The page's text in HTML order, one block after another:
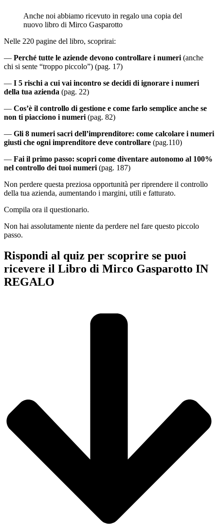
Anche noi abbiamo ricevuto in regalo una copia del
nuovo libro di Mirco Gasparotto
Nelle 220 pagine del libro, scoprirai:
— Perché tutte le aziende devono controllare i numeri(anche
chi si sente “troppo piccolo”) (pag. 17)
— I 5 rischi a cui vai incontro se decidi di ignorare i numeri
della tua azienda (pag. 22)
— Cos’è il controllo di gestione e come farlo semplice anche se
non ti piacciono i numeri(pag. 82)
— Gli 8 numeri sacri dell’imprenditore: come calcolare i numeri
giusti che ogni imprenditore deve controllare (pag.110)
— Fai il primo passo: scopri come diventare autonomo al 100%
nel controllo dei tuoi numeri(pag. 187)
Non perdere questa preziosa opportunità per riprendere il controllo
della tua azienda, aumentando i margini, utili e fatturato.
Compila ora il questionario.
Non hai assolutamente niente da perdere nel fare questo piccolo
passo.
Rispondi al quiz per scoprire se puoi
ricevere il Libro di Mirco Gasparotto IN
REGALO